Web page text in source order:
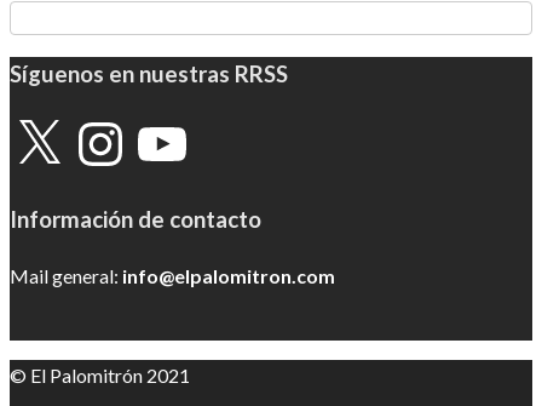
Síguenos en nuestras RRSS
X InstagramYouTube
Información de contacto
Mail general: info@elpalomitron.com
© El Palomitrón 2021